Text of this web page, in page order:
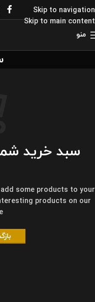
Skip to navigation
Skip to main content
منو
سبد خرید
some products to your
products on our